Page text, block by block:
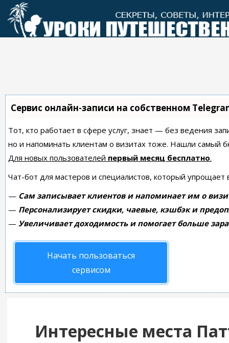
Перейти
контенту
Сервис онлайн-записи на собственном
Тот, кто работает в сфере услуг, знает — без ведения
но и напоминать клиентам о визитах тоже. Нашли самый
Для новых пользователей первый месяц бесплатно.
Чат-бот для мастеров и специалистов, который упрощает
— Сам записывает клиентов и напоминает им о
— Персонализирует скидки, чаевые, кэшбэк и
— Увеличивает доходимость и помогает больше
Начать пользоваться
сервисом
Интересные места